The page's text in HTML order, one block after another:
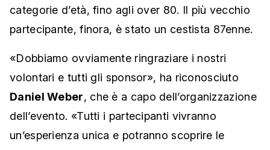
categorie d’età, fino agli over 80. Il più vecchio
partecipante, finora, è stato un cestista 87enne.
«Dobbiamo ovviamente ringraziare i nostri
volontari e tutti gli sponsor», ha riconosciuto
Daniel Weber, che è a capo dell’organizzazione
dell’evento. «Tutti i partecipanti vivranno
un’esperienza unica e potranno scoprire le